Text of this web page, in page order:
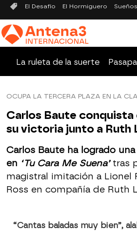
El Desafío El Hormiguero
La ruleta de la suerte
OCUPA LA TERCERA PLAZA EN LA
Carlos Baute conquista
su victoria junto a Ruth
Carlos Baute ha logrado
en ‘Tu Cara Me Suena’ tras
magistral imitación a Lionel
Ross en compañía de Ruth
“Cantas baladas muy bien”,